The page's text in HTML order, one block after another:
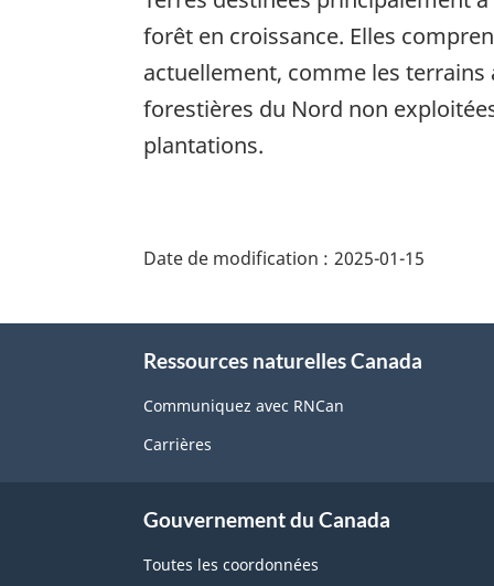
forêt en croissance. Elles
actuellement, comme les terrains
forestières du Nord non
plantations.
de
page"
Date de modification : 2025-01-15
Ressources naturelles Canada
Communiquez avec RNCan
Carrières
Gouvernement du Canada
Toutes les coordonnées